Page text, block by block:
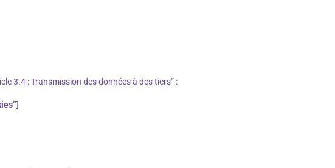
3.4 : Transmission des données à des tiers” :
]